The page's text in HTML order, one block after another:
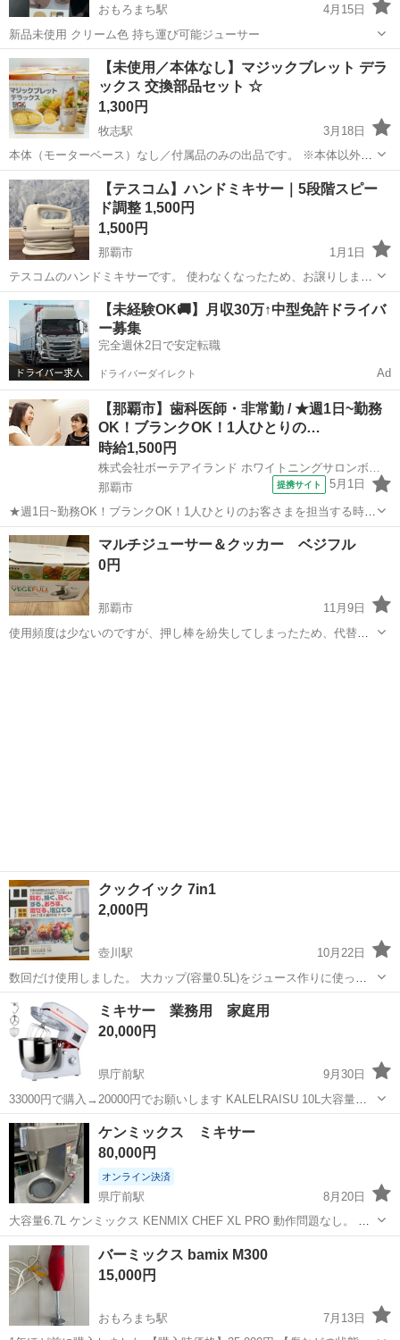
おもろまち駅
4月15日
新品未使用 クリーム色 持ち運び可能ジューサー
沖縄 那覇市 おもろまち駅 キッチン家電 ジューサー
【未使用／本体なし】マジックブレット デラ
ックス 交換部品セット ☆
1,300円
牧志駅
3月18日
本体（モーターベース）なし／付属品のみの出品です。 ※本体以外は
全てございます♪ マジックブレット デラックスの交換用・付属品セッ
トです。 パーツの買い足し・予備用にどうぞ。 【セット内容】 フラ
ットブレード×1、クロス...
沖縄 那覇市 キッチン家電 マジックブレット
【テスコム】ハンドミキサー｜5段階スピー
ド調整 1,500円
1,500円
那覇市
1月1日
テスコムのハンドミキサーです。 使わなくなったため、お譲りしま
す。 【ポイント】 • 機能： 5段階のスピード調整が可能で、生クリー
ムの泡立てからケーキ作りまで幅広く使えます。 • 収納： コードを本
体に巻きつけてスッキリ...
沖縄 那覇市 キッチン家電 ハンドミキサー
【未経験OK🚚】月収30万↑中型免許ドライバ
ー募集
完全週休2日で安定転職
ドライバーダイレクト Ad
【那覇市】歯科医師・非常勤 / ★週1日~勤務
OK！ブランクOK！1人ひとりの…
時給1,500円
那覇市
提携サイト 5月1日
★週1日~勤務OK！ブランクOK！1人ひとりのお客さまを担当する時間
もしっかり設けられており、またこれから長く働く上で体力面で心配
の方にも適した環境です★ 時給： 1,500円~3,000円 アクセス：ゆいレ
ール おもろ...
沖縄 那覇市 その他
マルチジューサー＆クッカー ベジフル
0円
那覇市
11月9日
使用頻度は少ないのですが、押し棒を紛失してしまったため、代替の
クックイック 7in1
2,000円
壺川駅
10月22日
数回だけ使用しました。 大カップ(容量0.5L)をジュース作りに使った
程度で、肉などは一切入れていません。 全体的にきれいな状態です。
中身はほぼ新品に近いです。 【多機能性】 このCOOQUICK 7in1は、
刻む、砕く...
沖縄 壺川駅 キッチン家電 COOQUICK
ミキサー 業務用 家庭用
20,000円
県庁前駅
9月30日
33000円で購入→20000円でお願いします KALELRAISU 10L大容量
タイマー機能付き 練る 混ぜる 泡立てる パンもいけます！ハイパワ
ーモーター内蔵 家庭用、業務用どちらもいけます 2台あるのでまとめ
買い大歓迎
沖縄 那覇市 県庁前駅 キッチン家電
ケンミックス ミキサー
80,000円
オンライン決済
県庁前駅
8月20日
大容量6.7L ケンミックス KENMIX CHEF XL PRO 動作問題なし。 豊
見城市での取引になります。
沖縄 那覇市 県庁前駅
バーミックス bamix M300
15,000円
おもろまち駅
7月13日